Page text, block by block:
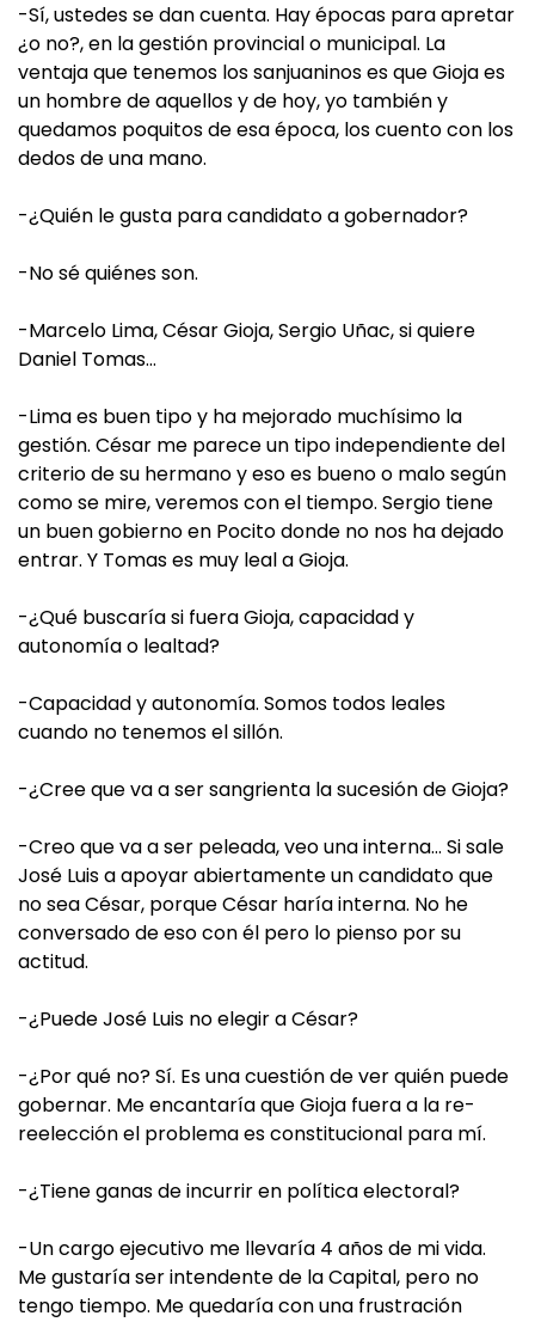
-Sí, ustedes se dan cuenta. Hay épocas para apretar
¿o no?, en la gestión provincial o municipal. La
ventaja que tenemos los sanjuaninos es que Gioja es
un hombre de aquellos y de hoy, yo también y
quedamos poquitos de esa época, los cuento con los
dedos de una mano.
-¿Quién le gusta para candidato a gobernador?
-No sé quiénes son.
-Marcelo Lima, César Gioja, Sergio Uñac, si quiere
Daniel Tomas…
-Lima es buen tipo y ha mejorado muchísimo la
gestión. César me parece un tipo independiente del
criterio de su hermano y eso es bueno o malo según
como se mire, veremos con el tiempo. Sergio tiene
un buen gobierno en Pocito donde no nos ha dejado
entrar. Y Tomas es muy leal a Gioja.
-¿Qué buscaría si fuera Gioja, capacidad y
autonomía o lealtad?
-Capacidad y autonomía. Somos todos leales
cuando no tenemos el sillón.
-¿Cree que va a ser sangrienta la sucesión de Gioja?
-Creo que va a ser peleada, veo una interna… Si sale
José Luis a apoyar abiertamente un candidato que
no sea César, porque César haría interna. No he
conversado de eso con él pero lo pienso por su
actitud.
-¿Puede José Luis no elegir a César?
-¿Por qué no? Sí. Es una cuestión de ver quién puede
gobernar. Me encantaría que Gioja fuera a la re-
reelección el problema es constitucional para mí.
-¿Tiene ganas de incurrir en política electoral?
-Un cargo ejecutivo me llevaría 4 años de mi vida.
Me gustaría ser intendente de la Capital, pero no
tengo tiempo. Me quedaría con una frustración